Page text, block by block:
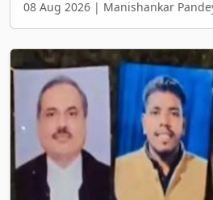
08 Aug 2026 | Manishankar